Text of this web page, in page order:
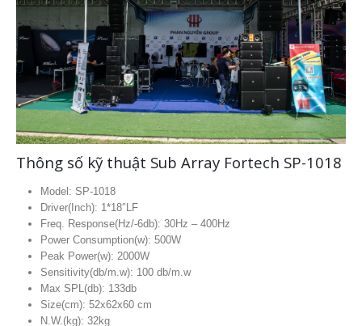
Thông số kỹ thuật Sub Array Fortech SP-1018
Model: SP-1018
Driver(Inch): 1*18″LF
Freq. Response(Hz/-6db): 30Hz – 400Hz
Power Consumption(w): 500W
Peak Power(w): 2000W
Sensitivity(db/m.w): 100 db/m.w
Max SPL(db): 133db
Size(cm): 52x62x60 cm
N.W.(kg): 32kg